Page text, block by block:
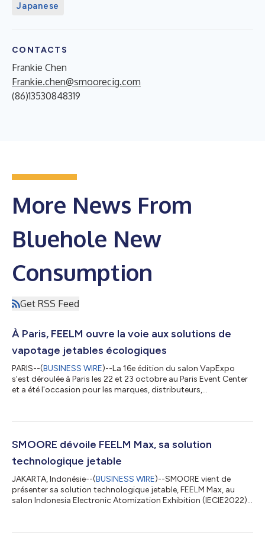
Japanese
CONTACTS
Frankie Chen
Frankie.chen@smoorecig.com
(86)13530848319
More News From
Bluehole New
Consumption
Get RSS Feed
À Paris, FEELM ouvre la voie aux solutions de
vapotage jetables écologiques
PARIS--(BUSINESS WIRE)--La 16e édition du salon VapExpo
s'est déroulée à Paris les 22 et 23 octobre au Paris Event Center
et a été l'occasion pour les marques, distributeurs,
nouvelles innovations dans le secteur. Fort d'un rayonnement
VapExpo est le salon consacré à l'industrie de la vape le plus
SMOORE dévoile FEELM Max, sa solution
technologique jetable
JAKARTA, Indonésie--(BUSINESS WIRE)--SMOORE vient de
présenter sa solution technologique jetable, FEELM Max, au
salon Indonesia Electronic Atomization Exhibition (IECIE2022),
Clayton Shen, vice-président de SMOORE et du Business Group